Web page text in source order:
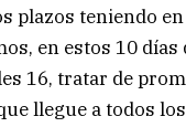
plazos teniendo
en estos 10 días
16, tratar de
llegue a todos